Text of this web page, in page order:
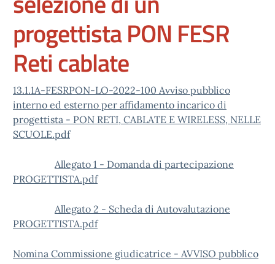
progettista PON FESR
Reti cablate
13.1.1A-FESRPON-LO-2022-100 Avviso pubblico
interno ed esterno per affidamento incarico di
progettista - PON RETI, CABLATE E WIRELESS, NELLE
SCUOLE.pdf
Allegato 1 - Domanda di partecipazione
PROGETTISTA.pdf
Allegato 2 - Scheda di Autovalutazione
PROGETTISTA.pdf
Nomina Commissione giudicatrice - AVVISO pubblico